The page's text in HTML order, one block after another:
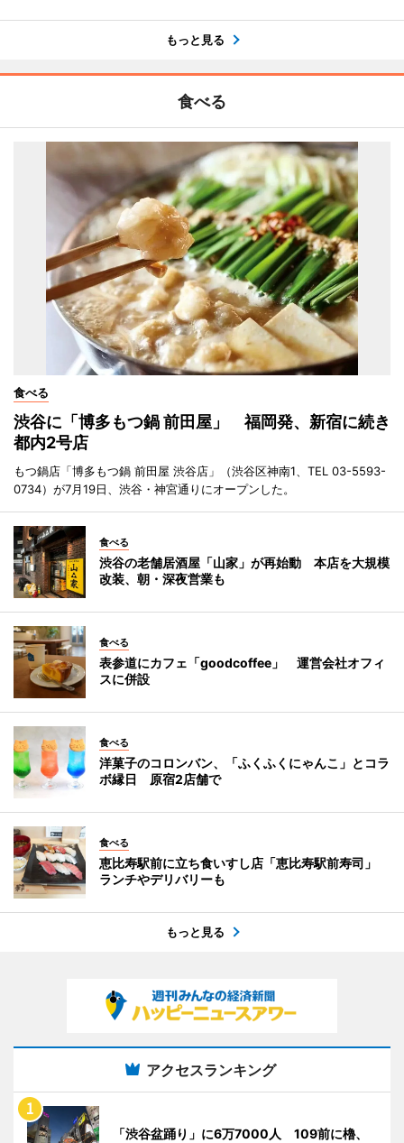
もっと見る
食べる
食べる
渋谷に「博多もつ鍋 前田屋」 福岡発、新宿に続き
都内2号店
もつ鍋店「博多もつ鍋 前田屋 渋谷店」（渋谷区神南1、TEL 03-5593-
0734）が7月19日、渋谷・神宮通りにオープンした。
食べる
渋谷の老舗居酒屋「山家」が再始動 本店を大規模
改装、朝・深夜営業も
食べる
表参道にカフェ「goodcoffee」 運営会社オフィ
スに併設
食べる
洋菓子のコロンバン、「ふくふくにゃんこ」とコラ
ボ縁日 原宿2店舗で
食べる
恵比寿駅前に立ち食いすし店「恵比寿駅前寿司」
ランチやデリバリーも
もっと見る
アクセスランキング
「渋谷盆踊り」に6万7000人 109前に櫓、